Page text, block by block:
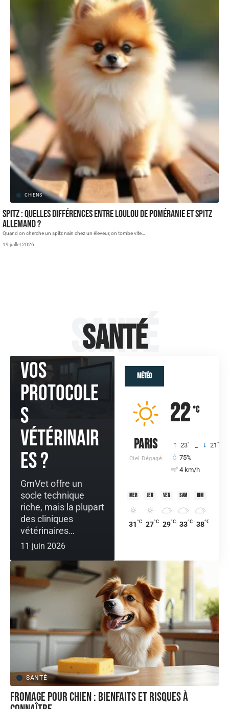
CHIENS
Spitz : quelles différences entre loulou de Poméranie et spitz
allemand ?
Quand on cherche un spitz nain chez un éleveur, on tombe vite…
19 juillet 2026
Santé
Santé
SANTÉ
coller à
vos
protocole
s
vétérinair
es ?
GmVet offre un
socle technique
riche, mais la plupart
des cliniques
vétérinaires…
11 juin 2026
Météo
22 °C
Paris
Ciel Dégagé
23° 21°
75%
4 km/h
mer
31 °C
jeu
27°C
ven
29°C
sam
33°C
dim
38°C
SANTÉ
Fromage pour chien : bienfaits et risques à